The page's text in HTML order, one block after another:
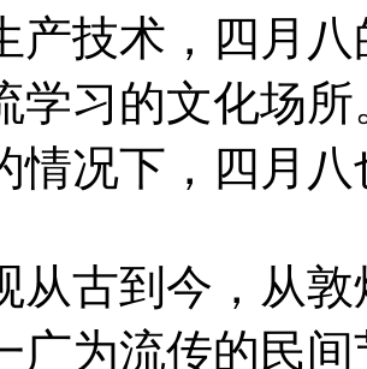
产技术，四月
学习的文化场
情况下，四月
古到今，从敦
广为流传的民